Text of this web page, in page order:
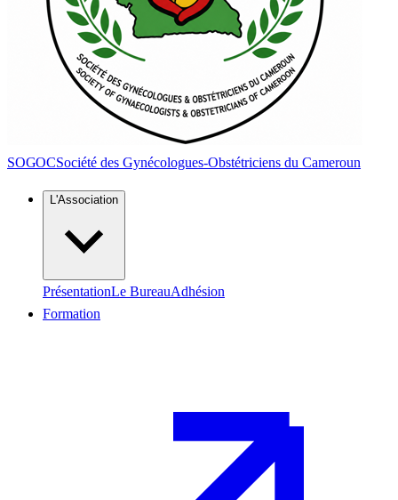
SOGOCSociété des Gynécologues-Obstétriciens du Cameroun
L'Association
PrésentationLe BureauAdhésion
Formation